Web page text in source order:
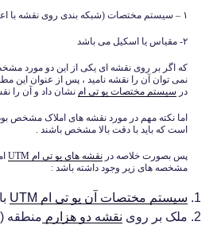
۱ – سیستم مختصات (شبکه بندی روی نقشه با اعداد کنار نویس آن)
۲- مقیاس یا اسکیل می باشد
که اگر بر روی نقشه ای یکی از این دو مورد
نمی توان آن را نقشه نامید ، پس از عنوان این
در سیستم مختصات یو تی ام نشان داد و آن را
اما نکته مهم در مورد نقشه های املاک مشخص
است که باید با دقت بالا مشخص باشند .
پس بصورت خلاصه در نقشه های یو تی ام UTM
مشخصه های زیر وجود داشته باشد :
سیستم مختصات آن یو تی ام UTM
ملک بر روی نقشه دو هزارم منطقه